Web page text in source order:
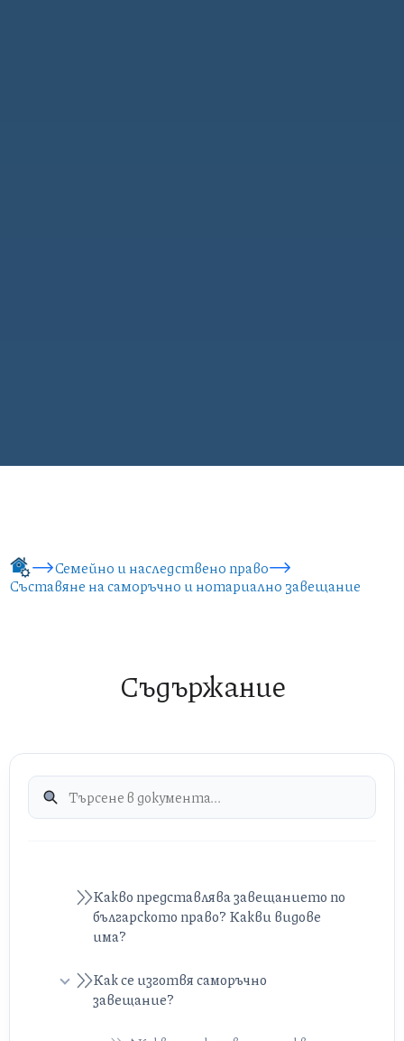
Семейно и наследствено право
Съставяне на саморъчно и нотариално завещание
Съдържание
Какво представлява завещанието по
българското право? Какви видове
има?
Как се изготвя саморъчно
завещание?